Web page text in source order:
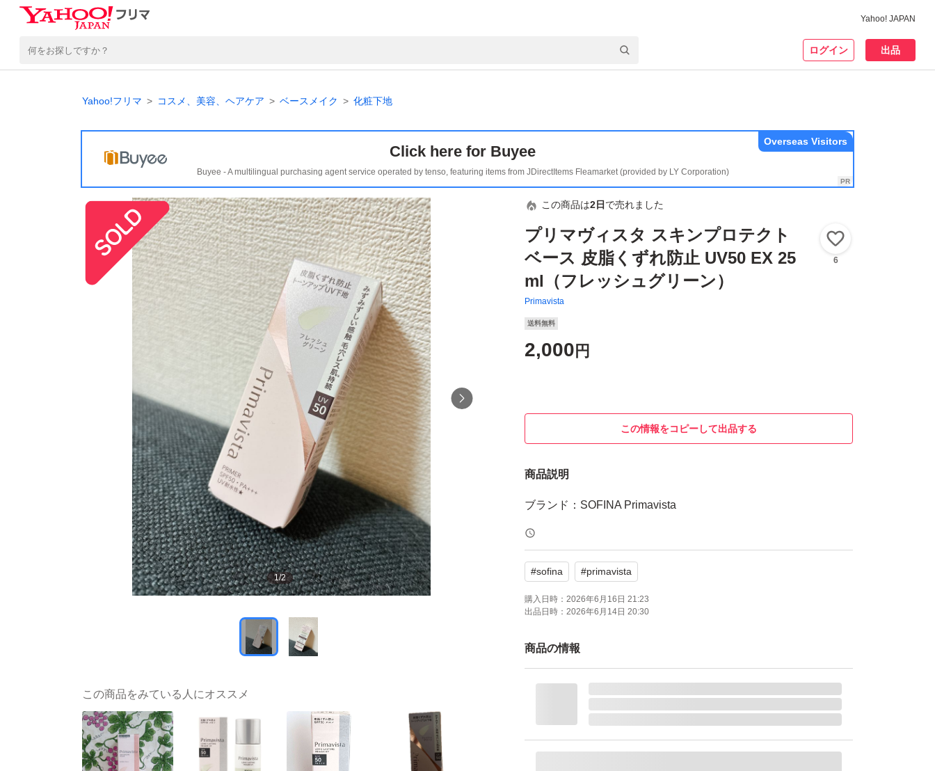
Yahoo! JAPAN
ログイン 出品
Yahoo!フリマ コスメ、美容、ヘアケア ベースメイク 化粧下地
Click here for Buyee
Buyee - A multilingual purchasing agent service operated by tenso, featuring items from JDirectItems Fleamarket (provided by LY Corporation)
Overseas Visitors
1/2
この商品は2日 で売れました
プリマヴィスタ スキンプロテクト
ベース 皮脂くずれ防止 UV50 EX 25
ml（フレッシュグリーン）
Primavista
6
送料無料
2,000 円
この情報をコピーして出品する
商品説明
ブランド：SOFINA Primavista
#sofina #primavista
購入日時： 2026年6月16日 21:23
出品日時： 2026年6月14日 20:30
商品の情報
この商品をみている人にオススメ